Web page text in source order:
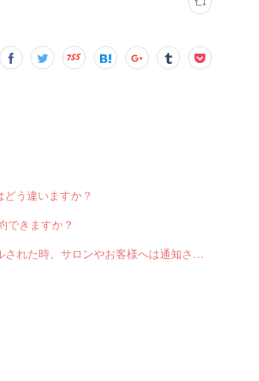
う違いますか？
できますか？
Q-2551 LINE対応Web予約から予約が入った時やキャンセルされた時、サロンやお客様へは通知されますか？